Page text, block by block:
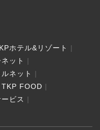
ホテル&リゾート
ット
ネット
TKP FOOD
ビス